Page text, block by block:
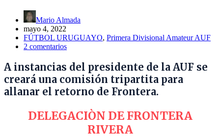
Mario Almada
mayo 4, 2022
FÚTBOL URUGUAYO, Primera Divisional Amateur AUF
2 comentarios
A instancias del presidente de la AUF se
creará una comisión tripartita para
allanar el retorno de Frontera.
DELEGACIÒN DE FRONTERA
RIVERA